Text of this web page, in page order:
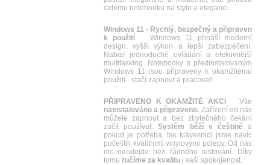
celému notebooku na stylu a eleganci.
Windows 11 - Rychlý, bezpečný a připraven
k použití Windows 11 přináší moderní
design, vyšší výkon a lepší zabezpečení.
Nabízí jednoduché ovládání a efektivnější
multitasking. Notebooky s předinstalovaným
Windows 11 jsou připraveny k okamžitému
použití - stačí zapnout a pracovat!
PŘIPRAVENO K OKAMŽITÉ AKCI
Vše
nainstalováno a připraveno. Zařízení od nás
můžete zapnout a bez zbytečného čekání
začít používat.Systém běží v češtině a
pokud je potřeba, tak klávesnici jsme navíc
počeštili kvalitními vinylovými polepy. Od nás
nic neodejde bez řádného testování. Díky
tomu ručíme za kvalitu i vaši spokojenost.